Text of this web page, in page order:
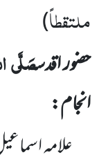
ملتقطاً)
حضور اقدسصَلَّی
انجام:
علامہ